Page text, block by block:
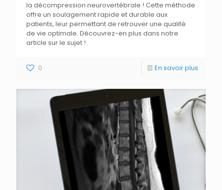
la décompression neurovertébrale ! Cette méthode
offre un soulagement rapide et durable aux
patients, leur permettant de retrouver une qualité
de vie optimale. Découvrez-en plus dans notre
article sur le sujet !
0 En savoir plus